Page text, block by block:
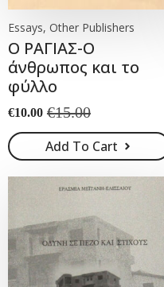
Essays, Other Publishers
Ο ΡΑΓΙΑΣ-Ο
άνθρωπος και το
φύλλο
€15.00
Original
price
was:
€15.00.
€10.00
Current
price
is:
€10.00.
Add To Cart